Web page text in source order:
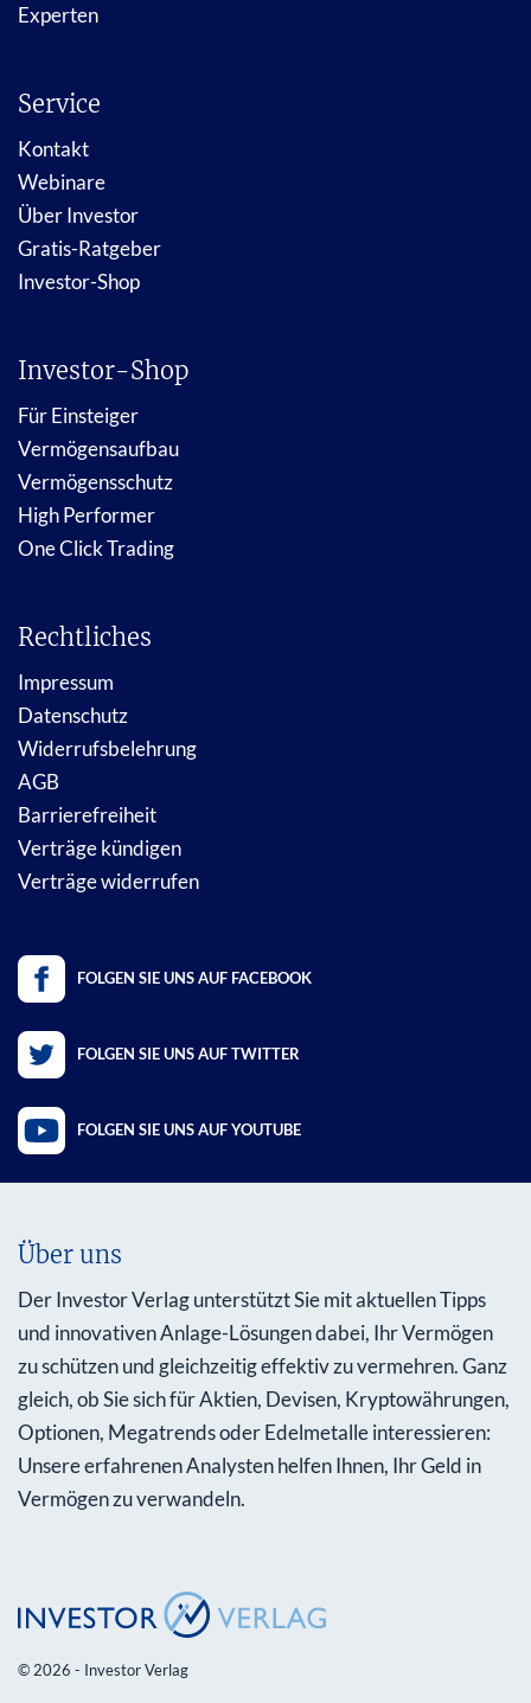
Experten
Service
Kontakt
Webinare
Über Investor
Gratis-Ratgeber
Investor-Shop
Investor-Shop
Für Einsteiger
Vermögensaufbau
Vermögensschutz
High Performer
One Click Trading
Rechtliches
Impressum
Datenschutz
Widerrufsbelehrung
AGB
Barrierefreiheit
Verträge kündigen
Verträge widerrufen
FOLGEN SIE UNS AUF FACEBOOK
FOLGEN SIE UNS AUF TWITTER
FOLGEN SIE UNS AUF YOUTUBE
Über uns
Der Investor Verlag unterstützt Sie mit aktuellen Tipps
und innovativen Anlage-Lösungen dabei, Ihr Vermögen
zu schützen und gleichzeitig effektiv zu vermehren. Ganz
gleich, ob Sie sich für Aktien, Devisen, Kryptowährungen,
Optionen, Megatrends oder Edelmetalle interessieren:
Unsere erfahrenen Analysten helfen Ihnen, Ihr Geld in
Vermögen zu verwandeln.
© 2026 - Investor Verlag